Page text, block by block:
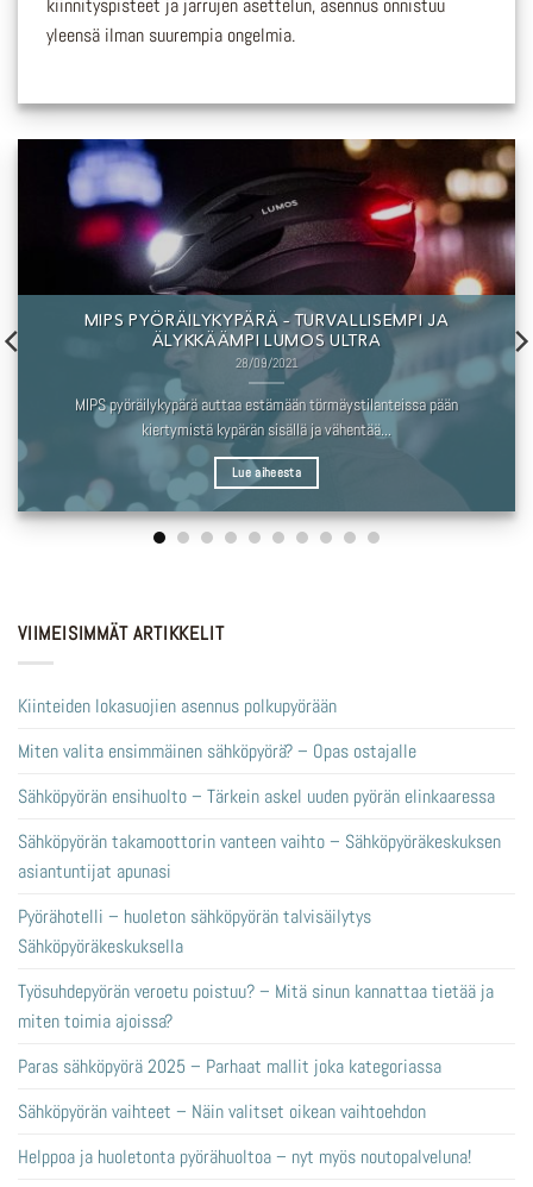
kiinnityspisteet ja jarrujen asettelun, asennus onnistuu
yleensä ilman suurempia ongelmia.
MIPS PYÖRÄILYKYPÄRÄ – TURVALLISEMPI JA
ÄLYKKÄÄMPI LUMOS ULTRA
28/09/2021
MIPS pyöräilykypärä auttaa estämään törmäystilanteissa pään
kiertymistä kypärän sisällä ja vähentää...
Lue aiheesta
VIIMEISIMMÄT ARTIKKELIT
Kiinteiden lokasuojien asennus polkupyörään
Miten valita ensimmäinen sähköpyörä? – Opas ostajalle
Sähköpyörän ensihuolto – Tärkein askel uuden pyörän elinkaaressa
Sähköpyörän takamoottorin vanteen vaihto – Sähköpyöräkeskuksen
asiantuntijat apunasi
Pyörähotelli – huoleton sähköpyörän talvisäilytys
Sähköpyöräkeskuksella
Työsuhdepyörän veroetu poistuu? – Mitä sinun kannattaa tietää ja
miten toimia ajoissa?
Paras sähköpyörä 2025 – Parhaat mallit joka kategoriassa
Sähköpyörän vaihteet – Näin valitset oikean vaihtoehdon
Helppoa ja huoletonta pyörähuoltoa – nyt myös noutopalveluna!